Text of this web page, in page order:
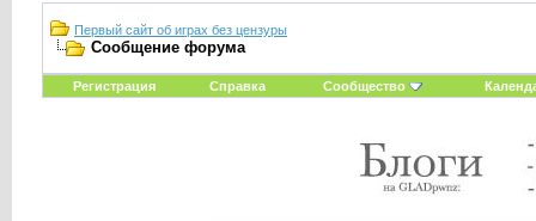
Первый сайт об играх без цензуры
Сообщение форума
Регистрация Справка Сообщество